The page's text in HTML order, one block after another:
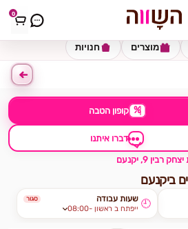
0
חנויות מוצרים
% קופון הטבה
דברו איתנו
רבין 9, יקנעם
ביקנעם
שעות עבודה סגור
08:00- ייפתח ב ראשון 🕘